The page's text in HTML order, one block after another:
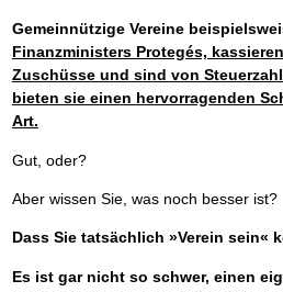
Gemeinnützige Vereine
Finanzministers Protegés,
Zuschüsse und sind von
bieten sie einen hervorragenden
Art.
Gut, oder?
Aber wissen Sie, was noch besser ist?
Dass Sie tatsächlich »Verein sein«
Es ist gar nicht so schwer, einen